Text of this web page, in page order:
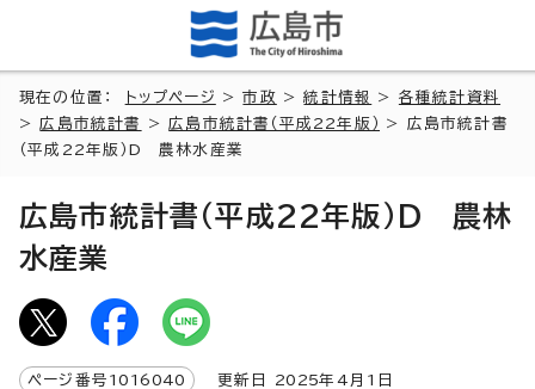
現在の位置： トップページ >市政 >統計情報 > 各種統計資料
>広島市統計書 >広島市統計書（平成22年版）
> 広島市統計書
（平成22年版）D 農林水産業
広島市統計書（平成22年版）D 農林
水産業
ページ番号 1016040 更新日 2025年4月1日